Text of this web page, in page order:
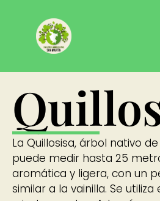
La Quillosisa, árbol nativo
puede medir hasta 25
aromática y ligera, con un
similar a la vainilla. Se